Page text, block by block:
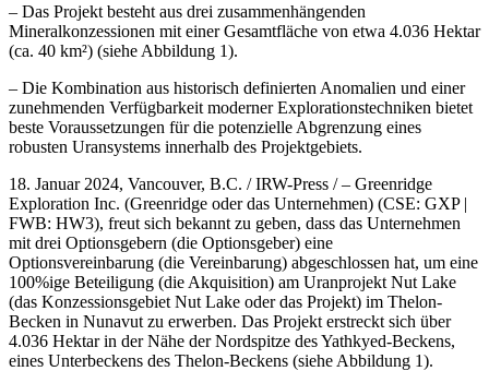
– Das Projekt besteht aus drei zusammenhängenden
Mineralkonzessionen mit einer Gesamtfläche von etwa 4.036 Hektar
(ca. 40 km²) (siehe Abbildung 1).
– Die Kombination aus historisch definierten Anomalien und einer
zunehmenden Verfügbarkeit moderner Explorationstechniken bietet
beste Voraussetzungen für die potenzielle Abgrenzung eines
robusten Uransystems innerhalb des Projektgebiets.
18. Januar 2024, Vancouver, B.C. / IRW-Press / – Greenridge
Exploration Inc. (Greenridge oder das Unternehmen) (CSE: GXP |
FWB: HW3), freut sich bekannt zu geben, dass das Unternehmen
mit drei Optionsgebern (die Optionsgeber) eine
Optionsvereinbarung (die Vereinbarung) abgeschlossen hat, um eine
100%ige Beteiligung (die Akquisition) am Uranprojekt Nut Lake
(das Konzessionsgebiet Nut Lake oder das Projekt) im Thelon-
Becken in Nunavut zu erwerben. Das Projekt erstreckt sich über
4.036 Hektar in der Nähe der Nordspitze des Yathkyed-Beckens,
eines Unterbeckens des Thelon-Beckens (siehe Abbildung 1).